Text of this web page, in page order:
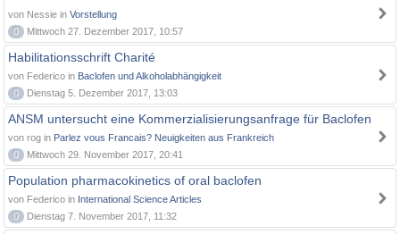
von Nessie in Vorstellung
0
Mittwoch 27. Dezember 2017, 10:57
Habilitationsschrift Charité
von Federico in Baclofen und Alkoholabhängigkeit
0
Dienstag 5. Dezember 2017, 13:03
ANSM untersucht eine Kommerzialisierungsanfrage für Baclofen
von rog in Parlez vous Francais? Neuigkeiten aus Frankreich
0
Mittwoch 29. November 2017, 20:41
Population pharmacokinetics of oral baclofen
von Federico in International Science Articles
0
Dienstag 7. November 2017, 11:32